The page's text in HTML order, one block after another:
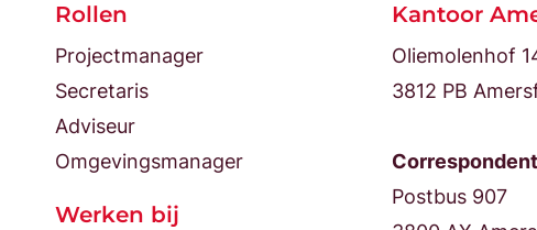
Rollen
Projectmanager
Secretaris
Adviseur
Omgevingsmanager
Werken bij
Kantoor
Oliemolenhof
3812 PB
Postbus 907